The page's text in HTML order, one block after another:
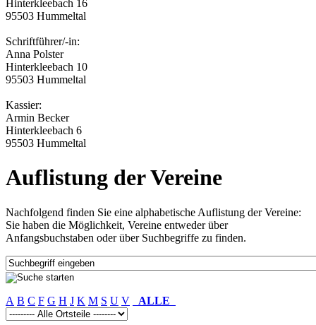
Hinterkleebach 16
95503 Hummeltal
Schriftführer/-in:
Anna Polster
Hinterkleebach 10
95503 Hummeltal
Kassier:
Armin Becker
Hinterkleebach 6
95503 Hummeltal
Auflistung der Vereine
Nachfolgend finden Sie eine alphabetische Auflistung der Vereine:
Sie haben die Möglichkeit, Vereine entweder über
Anfangsbuchstaben oder über Suchbegriffe zu finden.
A B C F G H J K M S U V ALLE